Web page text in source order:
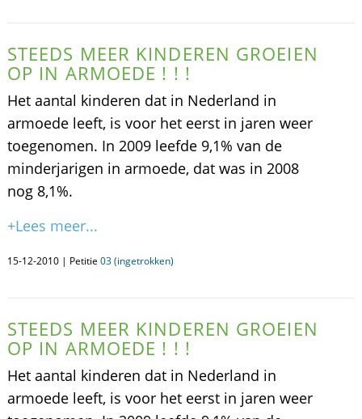
STEEDS MEER KINDEREN GROEIEN
OP IN ARMOEDE ! ! !
Het aantal kinderen dat in Nederland in
armoede leeft, is voor het eerst in jaren weer
toegenomen. In 2009 leefde 9,1% van de
minderjarigen in armoede, dat was in 2008
nog 8,1%.
+Lees meer...
15-12-2010 | Petitie 03 (ingetrokken)
STEEDS MEER KINDEREN GROEIEN
OP IN ARMOEDE ! ! !
Het aantal kinderen dat in Nederland in
armoede leeft, is voor het eerst in jaren weer